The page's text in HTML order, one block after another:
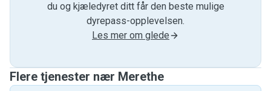
du og kjæledyret ditt får den beste mulige
dyrepass-opplevelsen.
Les mer om glede
Flere tjenester nær Merethe